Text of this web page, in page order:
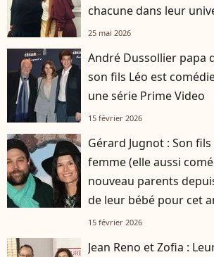
chacune dans leur
25 mai 2026
André Dussollier papa
son fils Léo est
une série Prime Video
15 février 2026
Gérard Jugnot : Son
femme (elle aussi
nouveau parents
de leur bébé pour cet
15 février 2026
Jean Reno et Zofia :